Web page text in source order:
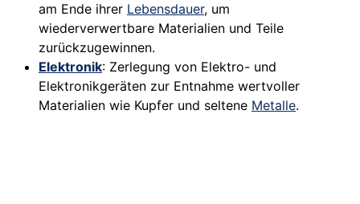
am Ende ihrer Lebensdauer, um
wiederverwertbare Materialien und Teile
zurückzugewinnen.
Elektronik: Zerlegung von Elektro- und
Elektronikgeräten zur Entnahme wertvoller
Materialien wie Kupfer und seltene Metalle.